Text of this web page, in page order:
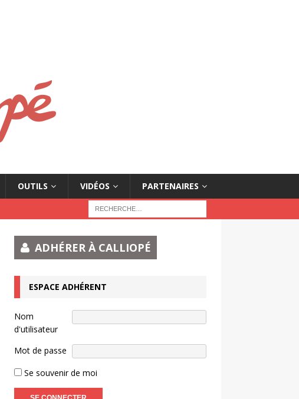
OUTILS VIDÉOS PARTENAIRES
ADHÉRER À CALLIOPÉ
ESPACE ADHÉRENT
Nom
d'utilisateur
Mot de passe
Se souvenir de moi